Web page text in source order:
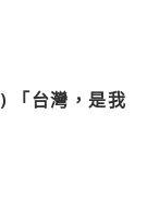
「台灣，是我